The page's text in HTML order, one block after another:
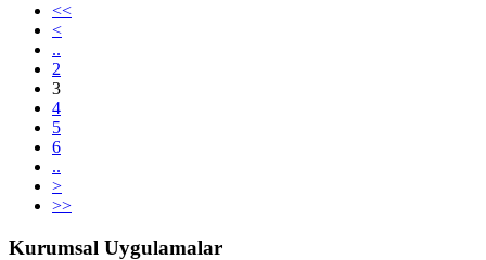
<<
<
..
2
3
4
5
6
..
>
>>
Kurumsal Uygulamalar